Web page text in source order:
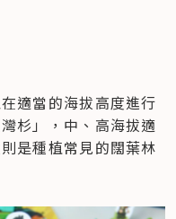
適當的海拔高度進行
杉」，中、高海拔適
是種植常見的闊葉林